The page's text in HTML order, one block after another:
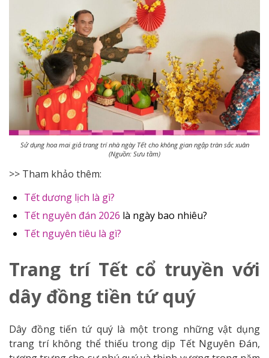
Sử dụng hoa mai giả trang trí nhà ngày Tết cho không gian ngập tràn sắc xuân
(Nguồn: Sưu tầm)
>> Tham khảo thêm:
Tết dương lịch là gì?
Tết nguyên đán 2026 là ngày bao nhiêu?
Tết nguyên tiêu là gì?
Trang trí Tết cổ truyền với
dây đồng tiền tứ quý
Dây đồng tiến tứ quý là một trong những vật dụng
trang trí không thể thiếu trong dịp Tết Nguyên Đán,